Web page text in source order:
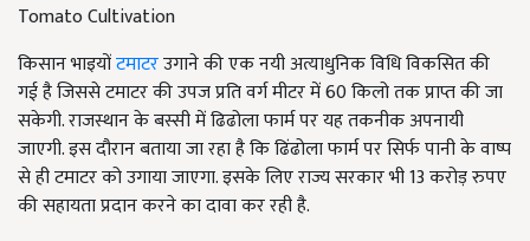
Tomato Cultivation
किसान भाइयोंटमाटरउगाने की एक नयी अत्याधुनिक विधि विकसित की
गई है जिससे टमाटर की उपज प्रति वर्ग मीटर में 60 किलो तक प्राप्त की जा
सकेगी. राजस्थान के बस्सी में ढिढोला फार्म पर यह तकनीक अपनायी
जाएगी. इस दौरान बताया जा रहा है कि ढिंढोला फार्म पर सिर्फ पानी के वाष्प
से ही टमाटर को उगाया जाएगा. इसके लिए राज्य सरकार भी 13 करोड़ रुपए
की सहायता प्रदान करने का दावा कर रही है.